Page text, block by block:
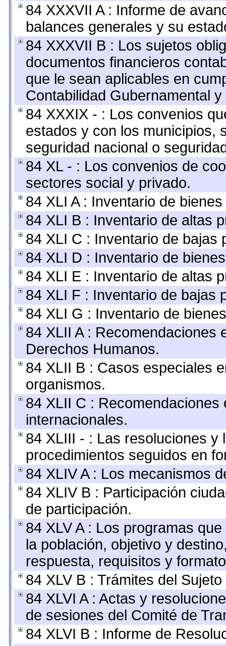
84 XXXVII A : Informe de
balances generales y su
84 XXXVII B : Los sujetos
documentos financieros
que le sean aplicables en
Contabilidad Gubernamental
84 XXXIX - : Los convenios
estados y con los municipios,
seguridad nacional o
84 XL - : Los convenios de
sectores social y privado.
84 XLI A : Inventario de
84 XLI B : Inventario de altas
84 XLI C : Inventario de bajas
84 XLI D : Inventario de
84 XLI E : Inventario de altas
84 XLI F : Inventario de bajas
84 XLI G : Inventario de
84 XLII A : Recomendaciones
Derechos Humanos.
84 XLII B : Casos especiales
organismos.
84 XLII C :
internacionales.
84 XLIII - : Las resoluciones
procedimientos seguidos en
84 XLIV A : Los mecanismos
84 XLIV B : Participación
de participación.
84 XLV A : Los programas
la población, objetivo y
respuesta, requisitos y
84 XLV B : Trámites del
84 XLVI A : Actas y
de sesiones del Comité de
84 XLVI B : Informe de